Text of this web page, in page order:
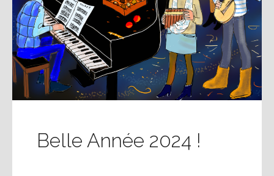
Belle Année 2024 !